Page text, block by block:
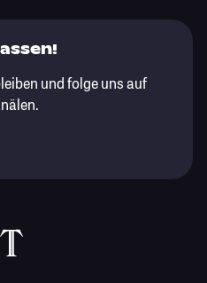
und folge uns auf